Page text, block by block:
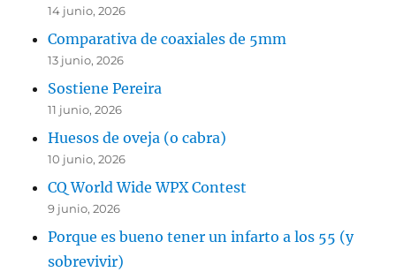
14 junio, 2026
Comparativa de coaxiales de 5mm
13 junio, 2026
Sostiene Pereira
11 junio, 2026
Huesos de oveja (o cabra)
10 junio, 2026
CQ World Wide WPX Contest
9 junio, 2026
Porque es bueno tener un infarto a los 55 (y
sobrevivir)